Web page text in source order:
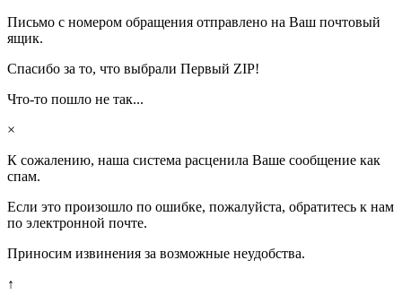
Письмо с номером обращения отправлено на Ваш почтовый
ящик.
Спасибо за то, что выбрали Первый ZIP!
Что-то пошло не так...
×
К сожалению, наша система расценила Ваше сообщение как
спам.
Если это произошло по ошибке, пожалуйста, обратитесь к нам
по электронной почте.
Приносим извинения за возможные неудобства.
↑